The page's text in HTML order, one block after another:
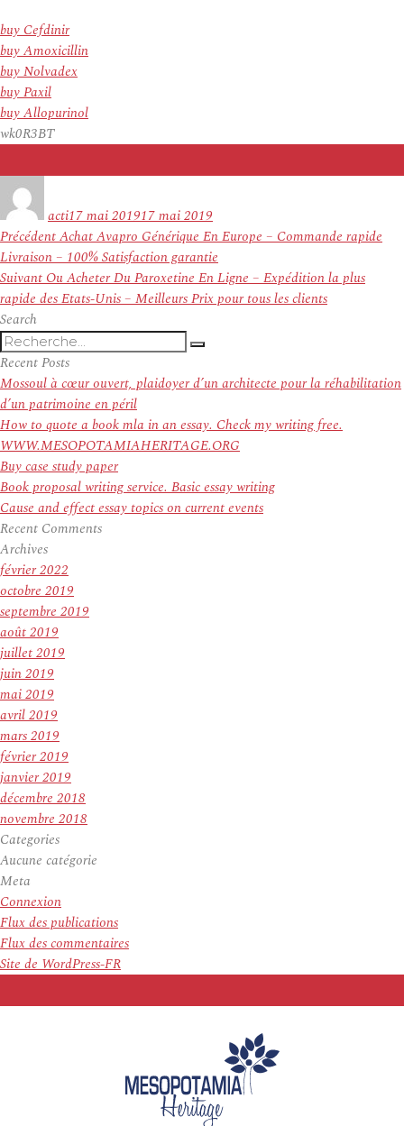
buy Cefdinir
buy Amoxicillin
buy Nolvadex
buy Paxil
buy Allopurinol
wk0R3BT
actile
17 mai 201917 mai 2019
Navigation
de
l’article
PrécédentArticle
précédent :
Achat Avapro Générique En Europe – Commande rapide
Livraison – 100% Satisfaction garantie
Suivant Article
suivant :
Ou Acheter Du Paroxetine En Ligne – Expédition la plus
rapide des Etats-Unis – Meilleurs Prix pour tous les clients
Search
Recherche
pour
:
Recherche
Recent Posts
Mossoul à cœur ouvert, plaidoyer d’un architecte pour la réhabilitation
d’un patrimoine en péril
How to quote a book mla in an essay. Check my writing free.
WWW.MESOPOTAMIAHERITAGE.ORG
Buy case study paper
Book proposal writing service. Basic essay writing
Cause and effect essay topics on current events
Recent Comments
Archives
février 2022
octobre 2019
septembre 2019
août 2019
juillet 2019
juin 2019
mai 2019
avril 2019
mars 2019
février 2019
janvier 2019
décembre 2018
novembre 2018
Categories
Aucune catégorie
Meta
Connexion
Flux des publications
Flux des commentaires
Site de WordPress-FR